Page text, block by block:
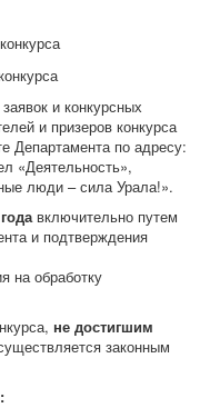
и конкурсных
и призеров конкурса
Департамента по адресу:
«Деятельность»,
люди – сила Урала!».
включительно путем
и подтверждения
на обработку
не достигшим
законным